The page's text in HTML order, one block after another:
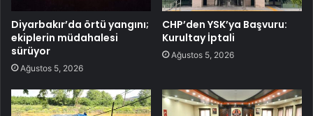
Diyarbakır’da örtü yangını;
ekiplerin müdahalesi
sürüyor
Ağustos 5, 2026
CHP’den YSK’ya Başvuru:
Kurultay İptali
Ağustos 5, 2026